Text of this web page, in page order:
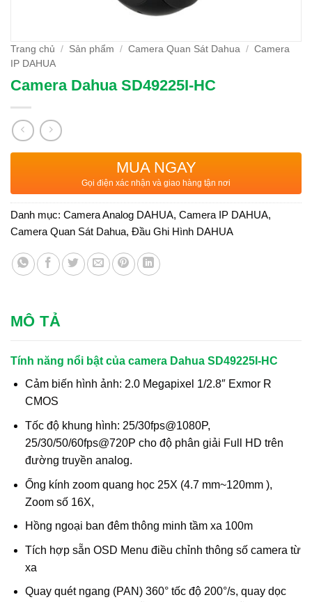
Trang chủ / Sản phẩm / Camera Quan Sát Dahua / Camera
IP DAHUA
Camera Dahua SD49225I-HC
MUA NGAY
Gọi điện xác nhận và giao hàng tận nơi
Danh mục: Camera Analog DAHUA, Camera IP DAHUA,
Camera Quan Sát Dahua, Đầu Ghi Hình DAHUA
MÔ TẢ
Tính năng nổi bật của camera Dahua SD49225I-HC
Cảm biến hình ảnh: 2.0 Megapixel 1/2.8″ Exmor R
CMOS
Tốc độ khung hình: 25/30fps@1080P,
25/30/50/60fps@720P cho độ phân giải Full HD trên
đường truyền analog.
Ống kính zoom quang học 25X (4.7 mm~120mm ),
Zoom số 16X,
Hồng ngoại ban đêm thông minh tầm xa 100m
Tích hợp sẵn OSD Menu điều chỉnh thông số camera từ
xa
Quay quét ngang (PAN) 360° tốc độ 200°/s, quay dọc